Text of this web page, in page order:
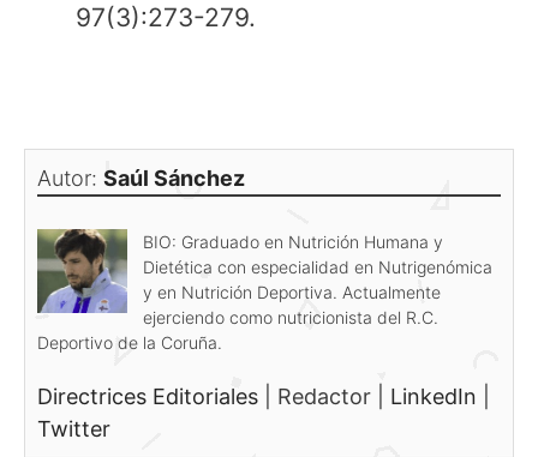
97(3):273-279.
Autor: Saúl Sánchez
BIO: Graduado en Nutrición Humana y
Dietética con especialidad en Nutrigenómica
y en Nutrición Deportiva. Actualmente
ejerciendo como nutricionista del R.C.
Deportivo de la Coruña.
Directrices Editoriales Redactor LinkedIn
Twitter